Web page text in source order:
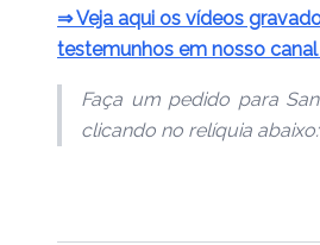
⇒ Veja aqui os vídeos
testemunhos em nosso
Faça um pedido para
clicando no relíquia abaixo: